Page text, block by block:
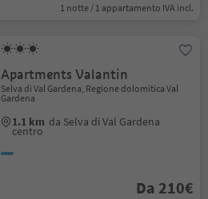
1 notte / 1 appartamento IVA incl.
Apartments Valantin
Selva di Val Gardena, Regione dolomitica Val
Gardena
1.1 km da Selva di Val Gardena
centro
Da 210€